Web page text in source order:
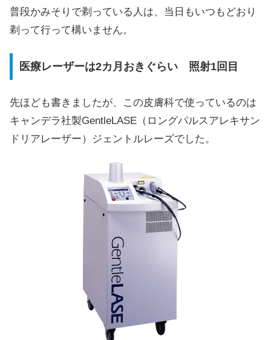
普段かみそりで剃っている人は、当日もいつもどおり
剃って行って構いません。
医療レーザーは2カ月おきぐらい 照射1回目
先ほども書きましたが、この皮膚科で使っているのは
キャンデラ社製GentleLASE（ロングパルスアレキサン
ドリアレーザー）ジェントルレーズでした。